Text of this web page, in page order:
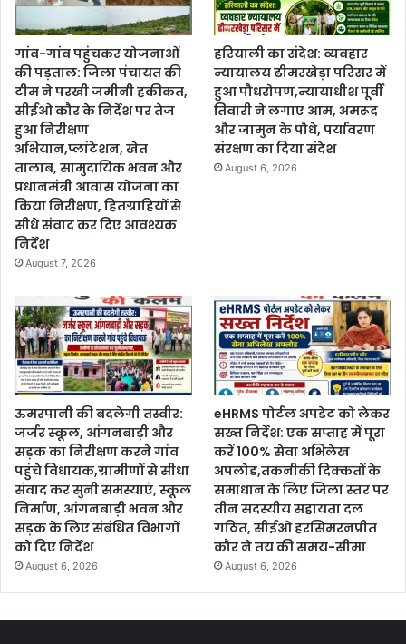
गांव-गांव पहुंचकर योजनाओं
की पड़ताल: जिला पंचायत की
टीम ने परखी जमीनी हकीकत,
सीईओ कौर के निर्देश पर तेज
हुआ निरीक्षण
अभियान,प्लांटेशन, खेत
तालाब, सामुदायिक भवन और
प्रधानमंत्री आवास योजना का
किया निरीक्षण, हितग्राहियों से
सीधे संवाद कर दिए आवश्यक
निर्देश
August 7, 2026
हरियाली का संदेश: व्यवहार
न्यायालय ढीमरखेड़ा परिसर में
हुआ पौधरोपण,न्यायाधीश पूर्वी
तिवारी ने लगाए आम, अमरूद
और जामुन के पौधे, पर्यावरण
संरक्षण का दिया संदेश
August 6, 2026
ऊमरपानी की बदलेगी तस्वीर:
जर्जर स्कूल, आंगनबाड़ी और
सड़क का निरीक्षण करने गांव
पहुंचे विधायक,ग्रामीणों से सीधा
संवाद कर सुनी समस्याएं, स्कूल
निर्माण, आंगनबाड़ी भवन और
सड़क के लिए संबंधित विभागों
को दिए निर्देश
August 6, 2026
eHRMS पोर्टल अपडेट को लेकर
सख्त निर्देश: एक सप्ताह में पूरा
करें 100% सेवा अभिलेख
अपलोड,तकनीकी दिक्कतों के
समाधान के लिए जिला स्तर पर
तीन सदस्यीय सहायता दल
गठित, सीईओ हरसिमरनप्रीत
कौर ने तय की समय-सीमा
August 6, 2026